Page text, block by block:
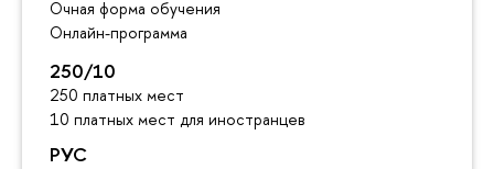
Очная форма обучения
Онлайн-программа
250/10
250 платных мест
10 платных мест для иностранцев
РУС